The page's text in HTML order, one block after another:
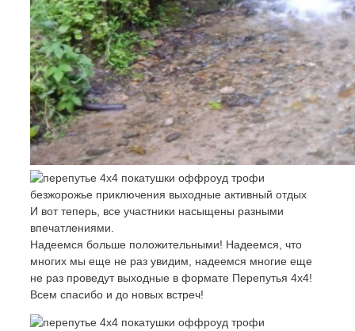
И вот теперь, все участники насыщены разными
впечатлениями.
Надеемся больше положительными! Надеемся, что
многих мы еще не раз увидим, надеемся многие еще
не раз проведут выходные в формате Перепутья 4х4!
Всем спасибо и до новых встреч!